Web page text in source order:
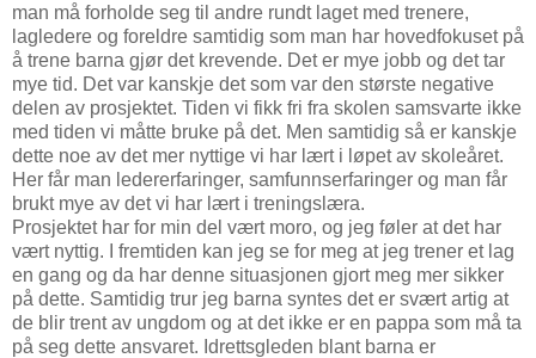
man må forholde seg til andre rundt laget med trenere,
lagledere og foreldre samtidig som man har hovedfokuset på
å trene barna gjør det krevende. Det er mye jobb og det tar
mye tid. Det var kanskje det som var den største negative
delen av prosjektet. Tiden vi fikk fri fra skolen samsvarte ikke
med tiden vi måtte bruke på det. Men samtidig så er kanskje
dette noe av det mer nyttige vi har lært i løpet av skoleåret.
Her får man ledererfaringer, samfunnserfaringer og man får
brukt mye av det vi har lært i treningslæra.
Prosjektet har for min del vært moro, og jeg føler at det har
vært nyttig. I fremtiden kan jeg se for meg at jeg trener et lag
en gang og da har denne situasjonen gjort meg mer sikker
på dette. Samtidig trur jeg barna syntes det er svært artig at
de blir trent av ungdom og at det ikke er en pappa som må ta
på seg dette ansvaret. Idrettsgleden blant barna er